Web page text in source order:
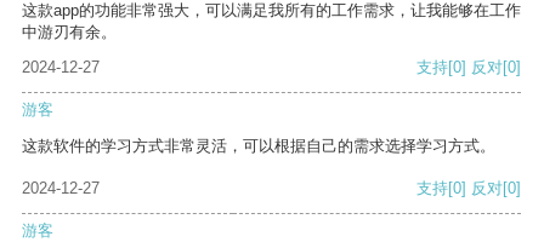
这款app的功能非常强大，可以满足我所有的工作需求，让我能够在工作
中游刃有余。
2024-12-27
支持[0] 反对[0]
游客
这款软件的学习方式非常灵活，可以根据自己的需求选择学习方式。
2024-12-27 支持[0] 反对[0]
游客